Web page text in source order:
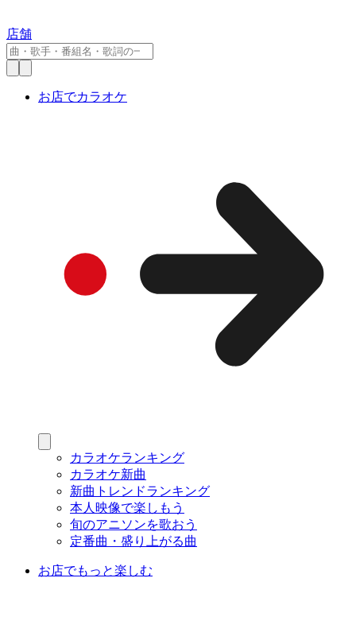
店舗
お店でカラオケ
カラオケランキング
カラオケ新曲
新曲トレンドランキング
本人映像で楽しもう
旬のアニソンを歌おう
定番曲・盛り上がる曲
お店でもっと楽しむ